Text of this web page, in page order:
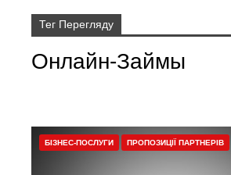
Тег Перегляду
Онлайн-Займы
БІЗНЕС-ПОСЛУГИ ПРОПОЗИЦІЇ ПАРТНЕРІВ